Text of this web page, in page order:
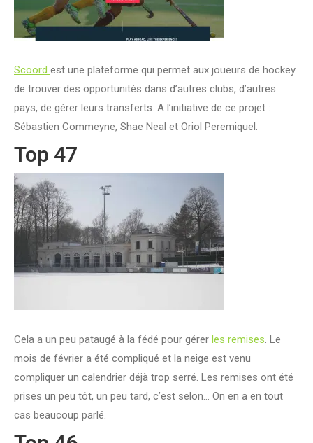
Scoord est une plateforme qui permet aux joueurs de hockey
de trouver des opportunités dans d’autres clubs, d’autres
pays, de gérer leurs transferts. A l’initiative de ce projet :
Sébastien Commeyne, Shae Neal et Oriol Peremiquel.
Top 47
Cela a un peu pataugé à la fédé pour gérer les remises. Le
mois de février a été compliqué et la neige est venu
compliquer un calendrier déjà trop serré. Les remises ont été
prises un peu tôt, un peu tard, c’est selon… On en a en tout
cas beaucoup parlé.